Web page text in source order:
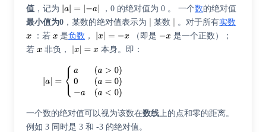
值 ，记为 ，0 的绝对值为 0 。 一个数的绝对值
最小值为0 ，某数的绝对值表示为 某数 。对于所有实数
：若
是负数 ， （即是
是一个正数）；
若
非负， 本身。即：
一个数的绝对值可以视为该数在数线 上的点和零的距离。
例如 3 同时是 3 和 -3 的绝对值。